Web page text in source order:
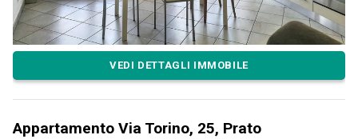
VEDI DETTAGLI IMMOBILE
Appartamento Via Torino, 25, Prato